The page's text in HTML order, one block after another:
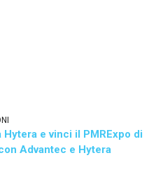
e vinci il PMRExpo di
Advantec e Hytera